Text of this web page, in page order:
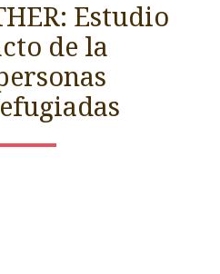
Estudio
de la